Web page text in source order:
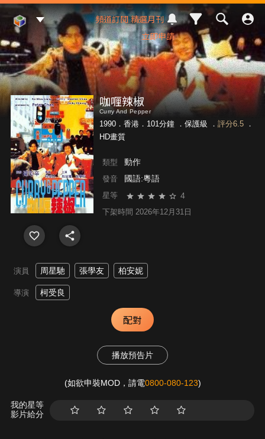
Mod Web頻道訂閱
立即申請
精選月刊
咖喱辣椒
Curry And Pepper
1990．香港．101分鐘 ． 保護級 ． 評分6.5．
HD畫質
類型 動作
發音 國語:粵語
星等 4
下架時間 2026年12月31日
演員 周星馳 張學友 柏安妮
導演 柯受良
配對
播放預告片
(如欲申裝MOD，請電0800-080-123)
我的星等
影片給分